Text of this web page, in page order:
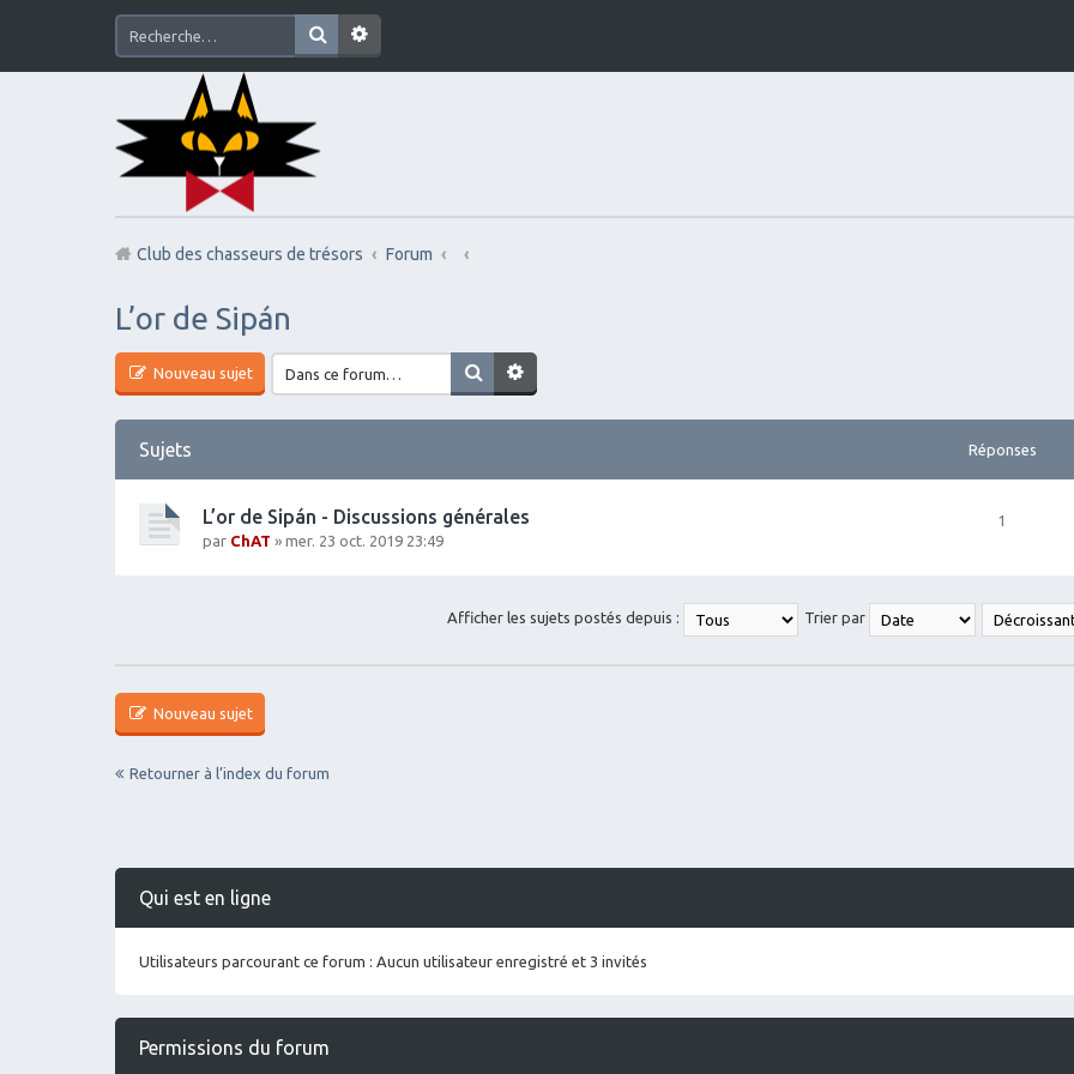
Club des chasseurs de trésors Forum
L’or de Sipán
Nouveau sujet
Sujets Réponses
L’or de Sipán - Discussions générales
par ChAT » mer. 23 oct. 2019 23:49
1
Afficher les sujets postés depuis : Trier par
Nouveau sujet
Retourner à l’index du forum
Qui est en ligne
Utilisateurs parcourant ce forum : Aucun utilisateur enregistré et 3 invités
Permissions du forum